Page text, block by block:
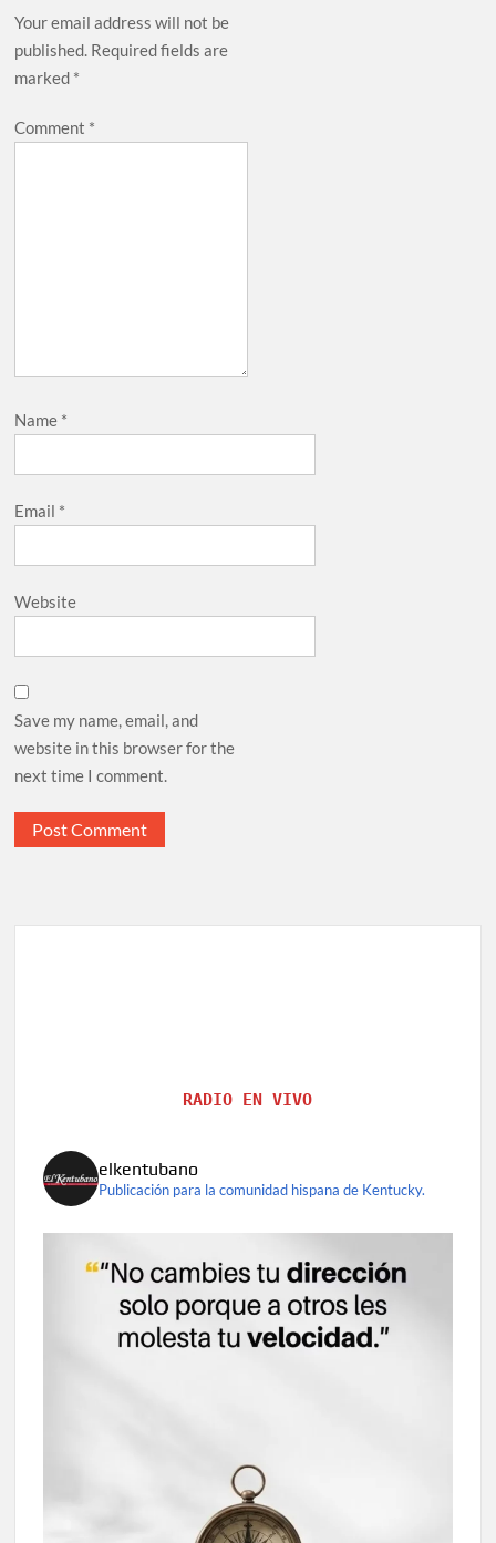
Your email address will not be
published. Required fields are
marked *
Comment *
Name *
Email *
Website
Save my name, email, and
website in this browser for the
next time I comment.
RADIO EN VIVO
elkentubano
Publicación para la comunidad hispana de Kentucky.